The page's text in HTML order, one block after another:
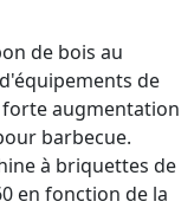
de bois au
de
augmentation
barbecue.
à briquettes de
en fonction de la